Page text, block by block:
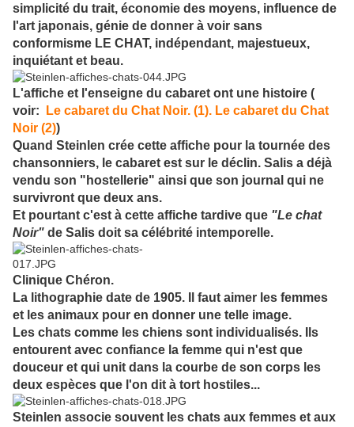
simplicité du trait, économie des moyens, influence de
l'art japonais, génie de donner à voir sans
conformisme LE CHAT, indépendant, majestueux,
inquiétant et beau.
L'affiche et l'enseigne du cabaret ont une histoire (
voir:
Le cabaret du Chat Noir. (1). Le cabaret du Chat
Noir (2))
Quand Steinlen crée cette affiche pour la tournée des
chansonniers, le cabaret est sur le déclin. Salis a déjà
vendu son "hostellerie" ainsi que son journal qui ne
survivront que deux ans.
Et pourtant c'est à cette affiche tardive que "Le chat
Noir" de Salis doit sa célébrité intemporelle.
Clinique Chéron.
La lithographie date de 1905. Il faut aimer les femmes
et les animaux pour en donner une telle image.
Les chats comme les chiens sont individualisés. Ils
entourent avec confiance la femme qui n'est que
douceur et qui unit dans la courbe de son corps les
deux espèces que l'on dit à tort hostiles...
Steinlen associe souvent les chats aux femmes et aux